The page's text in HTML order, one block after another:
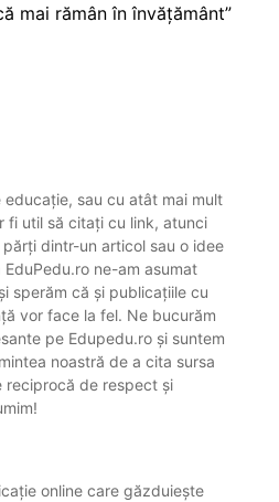
mai rămân în învățământ”
sau cu atât mai mult
fi util să citați cu link, atunci
dintr-un articol sau o idee
ne-am asumat
sperăm că și publicațiile cu
vor face la fel. Ne bucurăm
pe Edupedu.ro și suntem
noastră de a cita sursa
reciprocă de respect și
online care găzduiește